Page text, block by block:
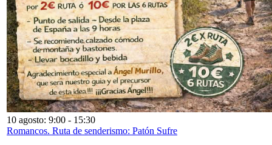
10 agosto: 9:00 - 15:30
Romancos. Ruta de senderismo: Patón Sufre